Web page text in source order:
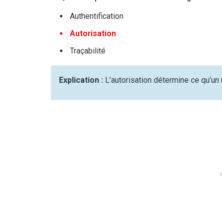
Authentification
Autorisation
Traçabilité
Explication : L’autorisation détermine ce